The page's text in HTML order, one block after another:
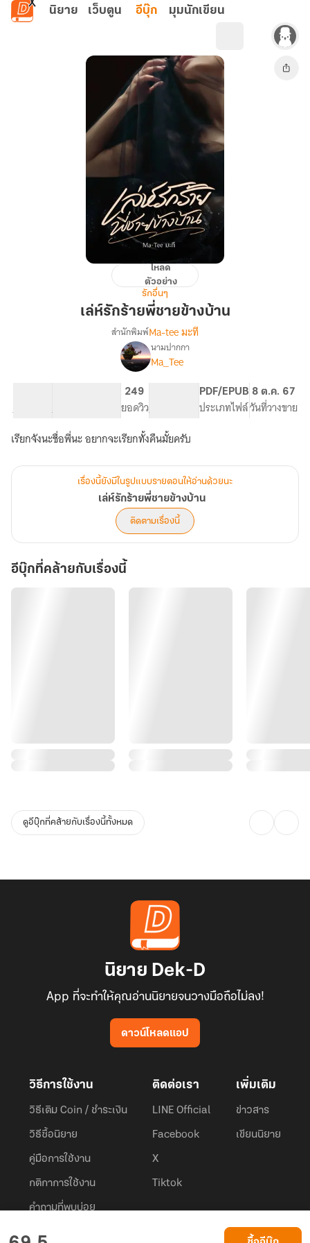
ข้ามไปยังเนื้อหาหลัก
นิยาย เว็บตูน อีบุ๊ก มุมนักเขียน
ร้าย
โหลด
ตัวอย่าง
รักอื่นๆ
เล่ห์รักร้ายพี่ชายข้างบ้าน
เรื่อง
เล่ห์
ข้าง
บ้าน
สำนักพิมพ์Ma-tee มะที
นามปากกา
Ma_Tee
จำนวนคำ จำนวนหน้า (A5)
249
ยอดวิวระดับเนื้อหา
PDF/EPUB
ประเภทไฟล์
8 ต.ค. 67
วันที่วางขาย
เรียกจังนะชื่อพี่นะ อยากจะเรียกทั้งคืนมั้ยครับ
เรื่องนี้ยังมีในรูปแบบรายตอนให้อ่านด้วยนะ
เล่ห์รักร้ายพี่ชายข้างบ้าน
ติดตามเรื่องนี้
อีบุ๊กที่คล้ายกับเรื่องนี้
ดูอีบุ๊กที่คล้ายกับเรื่องนี้ทั้งหมด
นิยาย Dek-D
App ที่จะทำให้คุณอ่านนิยายจนวางมือถือไม่ลง!
ดาวน์โหลดแอป
วิธีการใช้งาน
วิธีเติม Coin / ชำระเงิน
วิธีซื้อนิยาย
คู่มือการใช้งาน
กติกาการใช้งาน
คำถามที่พบบ่อย
ติดต่อเรา
LINE Official
Facebook
X
Tiktok
เพิ่มเติม
ข่าวสาร
เขียนนิยาย
Dek-D.com ใช้คุกกี้เพื่อพัฒนาประสบการณ์ของ ผู้ใช้ให้ดียิ่งขึ้น